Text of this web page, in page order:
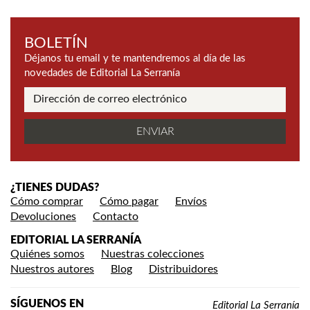
BOLETÍN
Déjanos tu email y te mantendremos al día de las
novedades de Editorial La Serranía
¿TIENES DUDAS?
Cómo comprar
Cómo pagar
Envíos
Devoluciones
Contacto
EDITORIAL LA SERRANÍA
Quiénes somos
Nuestras colecciones
Nuestros autores
Blog Distribuidores
SÍGUENOS EN Editorial La Serranía